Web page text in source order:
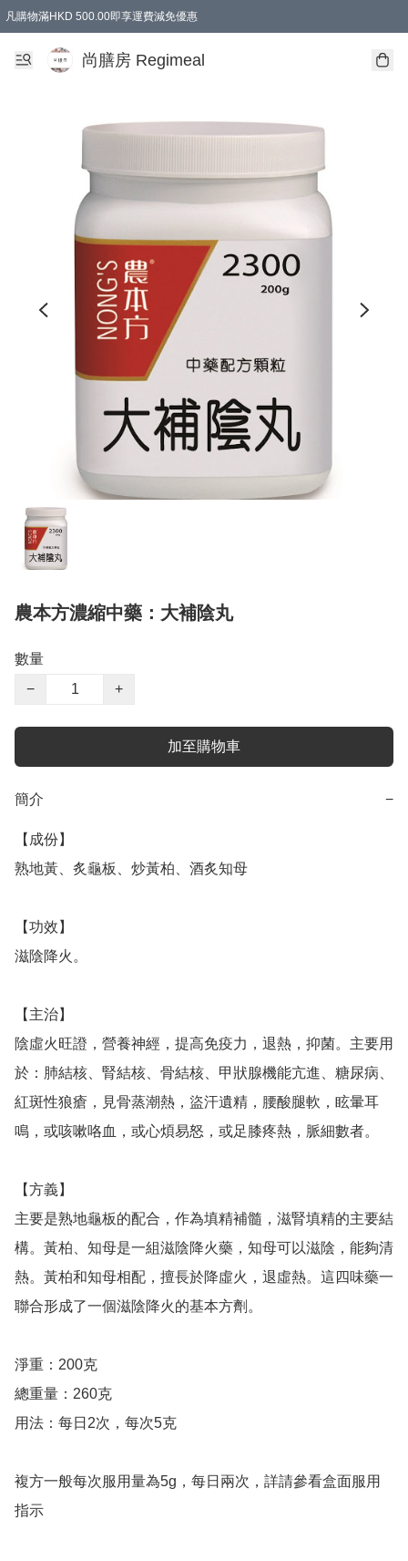
凡購物滿HKD 500.00即享運費減免優惠
尚膳房 Regimeal
農本方濃縮中藥：大補陰丸
數量
−
+
加至購物車
簡介 −
【成份】
熟地黃、炙龜板、炒黃柏、酒炙知母
【功效】
滋陰降火。
【主治】
陰虛火旺證，營養神經，提高免疫力，退熱，抑菌。主要用
於：肺結核、腎結核、骨結核、甲狀腺機能亢進、糖尿病、
紅斑性狼瘡，見骨蒸潮熱，盜汗遺精，腰酸腿軟，眩暈耳
鳴，或咳嗽咯血，或心煩易怒，或足膝疼熱，脈細數者。
【方義】
主要是熟地龜板的配合，作為填精補髓，滋腎填精的主要結
構。黃柏、知母是一組滋陰降火藥，知母可以滋陰，能夠清
熱。黃柏和知母相配，擅長於降虛火，退虛熱。這四味藥一
聯合形成了一個滋陰降火的基本方劑。
淨重：200克
總重量：260克
用法：每日2次，每次5克
複方一般每次服用量為5g，每日兩次，詳請參看盒面服用
指示